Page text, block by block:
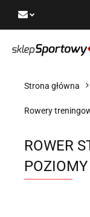
Strona główna
Rowery
ROWER